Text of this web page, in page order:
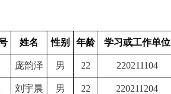
姓名 性别 年龄 学习或工作单位
庞韵泽 男 22 220211104
刘宇晨 男 22 220211204